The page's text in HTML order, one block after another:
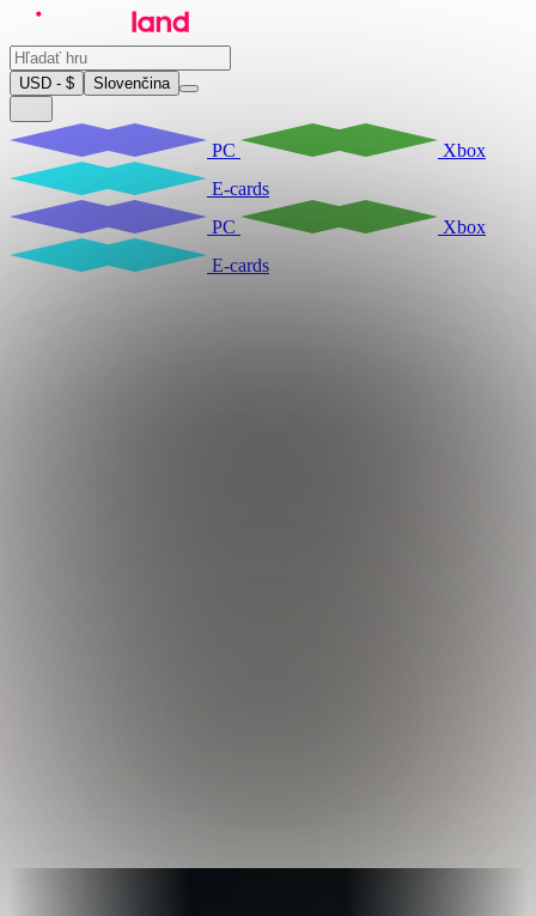
USD - $ Slovenčina
PC
Xbox
E-cards
PC
Xbox
E-cards